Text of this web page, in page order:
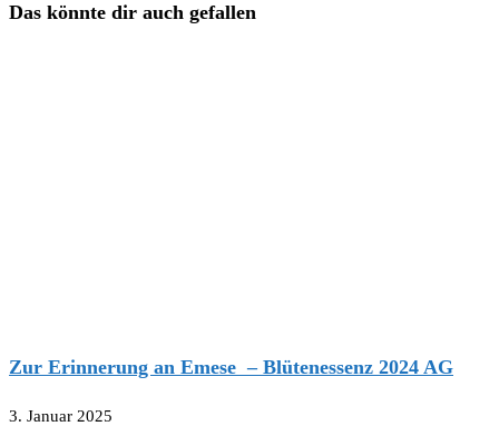
Das könnte dir auch gefallen
Zur Erinnerung an Emese – Blütenessenz 2024 AG
3. Januar 2025